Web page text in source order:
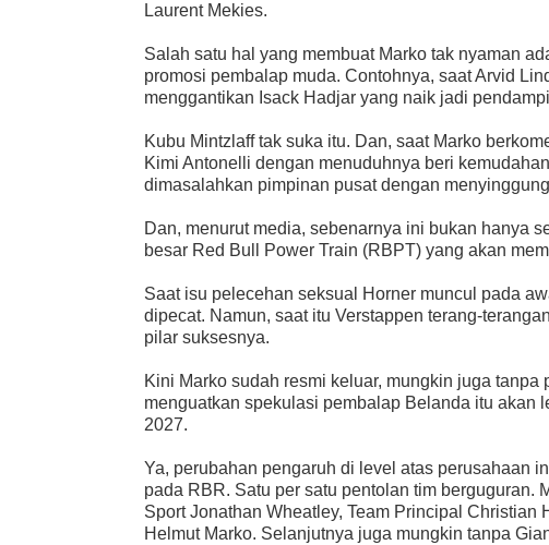
Laurent Mekies.
Salah satu hal yang membuat Marko tak nyaman
promosi pembalap muda. Contohnya, saat Arvid
menggantikan Isack Hadjar yang naik jadi
Kubu Mintzlaff tak suka itu. Dan, saat Marko
Kimi Antonelli dengan menuduhnya beri
dimasalahkan pimpinan pusat dengan
Dan, menurut media, sebenarnya ini bukan hanya
besar Red Bull Power Train (RBPT) yang akan
Saat isu pelecehan seksual Horner muncul pada
dipecat. Namun, saat itu Verstappen terang-
pilar suksesnya.
Kini Marko sudah resmi keluar, mungkin juga
menguatkan spekulasi pembalap Belanda itu akan
2027.
Ya, perubahan pengaruh di level atas perusahaan
pada RBR. Satu per satu pentolan tim berguguran.
Sport Jonathan Wheatley, Team Principal
Helmut Marko. Selanjutnya juga mungkin tanpa